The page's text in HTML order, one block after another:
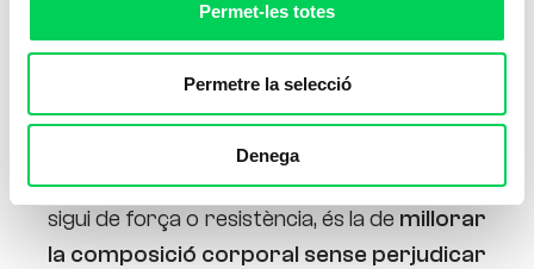
Permet-les totes
Permetre la selecció
Denega
Un dels objectius principals en la preparació
de qualsevol esportista d’alt rendiment, ja
sigui de força o resistència, és la de millorar
la composició corporal sense perjudicar